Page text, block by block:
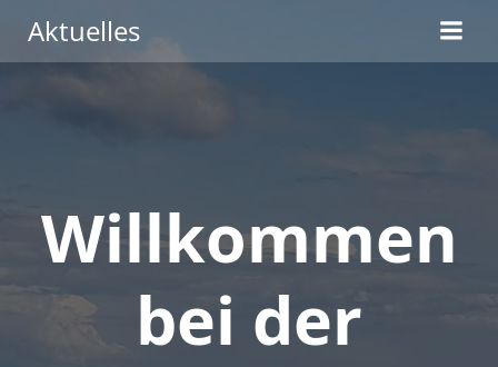
springen
Aktuelles
Willkommen
bei der